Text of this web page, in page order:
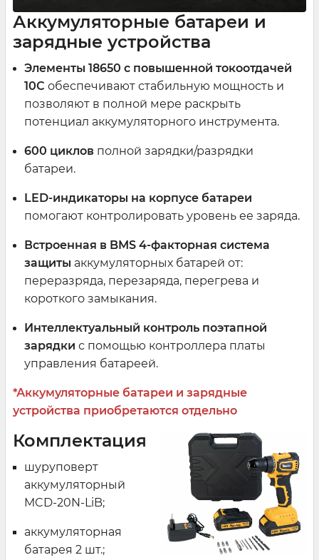
Аккумуляторные батареи и
зарядные устройства
Элементы 18650 с повышенной токоотдачей
10C обеспечивают стабильную мощность и
позволяют в полной мере раскрыть
потенциал аккумуляторного инструмента.
600 циклов полной зарядки/разрядки
батареи.
LED-индикаторы на корпусе батареи
помогают контролировать уровень ее заряда.
Встроенная в BMS 4-факторная система
защиты аккумуляторных батарей от:
переразряда, перезаряда, перегрева и
короткого замыкания.
Интеллектуальный контроль поэтапной
зарядки с помощью контроллера платы
управления батареей.
*Аккумуляторные батареи и зарядные
устройства приобретаются отдельно
Комплектация
шуруповерт
аккумуляторный
MCD-20N-LiB;
аккумуляторная
батарея 2 шт.;